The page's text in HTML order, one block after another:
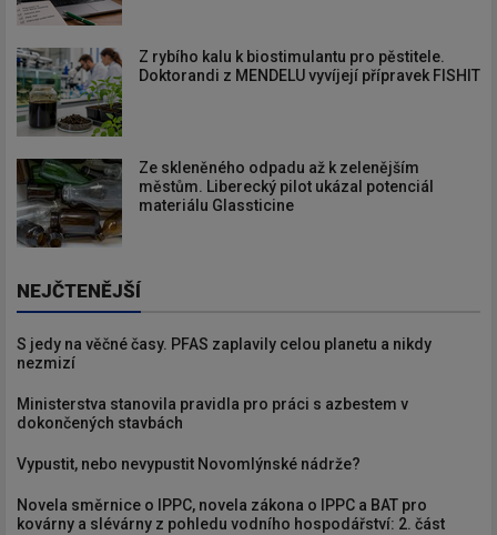
Z rybího kalu k biostimulantu pro pěstitele.
Doktorandi z MENDELU vyvíjejí přípravek FISHIT
Ze skleněného odpadu až k zelenějším
městům. Liberecký pilot ukázal potenciál
materiálu Glassticine
NEJČTENĚJŠÍ
S jedy na věčné časy. PFAS zaplavily celou planetu a nikdy
nezmizí
Ministerstva stanovila pravidla pro práci s azbestem v
dokončených stavbách
Vypustit, nebo nevypustit Novomlýnské nádrže?
Novela směrnice o IPPC, novela zákona o IPPC a BAT pro
kovárny a slévárny z pohledu vodního hospodářství: 2. část